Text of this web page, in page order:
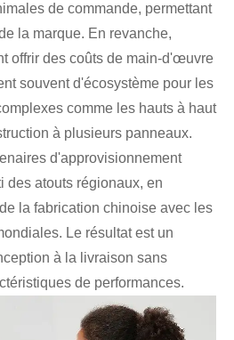
de commande, permettant
la marque. En revanche,
offrir des coûts de main-d'œuvre
souvent d'écosystème pour les
comme les hauts à haut
à plusieurs panneaux.
d'approvisionnement
des atouts régionaux, en
la fabrication chinoise avec les
Le résultat est un
à la livraison sans
de performances.